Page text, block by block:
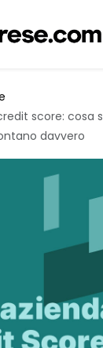
score: cosa
davvero